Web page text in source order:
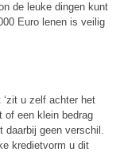
de leuke dingen kunt
Euro lenen is veilig
u zelf achter het
of een klein bedrag
geen verschil.
kredietvorm u dit